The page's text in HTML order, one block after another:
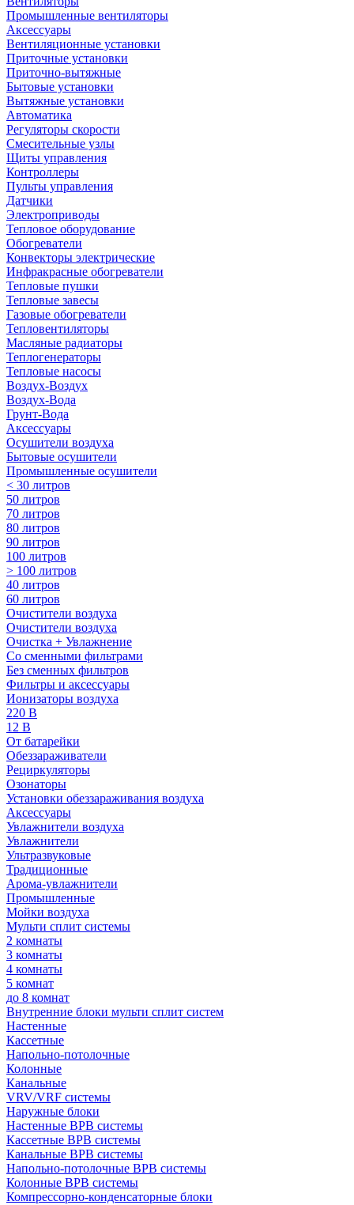
Промышленные вентиляторы
Аксессуары
Вентиляционные установки
Приточные установки
Приточно-вытяжные
Бытовые установки
Вытяжные установки
Автоматика
Регуляторы скорости
Смесительные узлы
Щиты управления
Контроллеры
Пульты управления
Датчики
Электроприводы
Тепловое оборудование
Обогреватели
Конвекторы электрические
Инфракрасные обогреватели
Тепловые пушки
Тепловые завесы
Газовые обогреватели
Тепловентиляторы
Масляные радиаторы
Теплогенераторы
Тепловые насосы
Воздух-Воздух
Воздух-Вода
Грунт-Вода
Аксессуары
Осушители воздуха
Бытовые осушители
Промышленные осушители
< 30 литров
50 литров
70 литров
80 литров
90 литров
100 литров
> 100 литров
40 литров
60 литров
Очистители воздуха
Очистители воздуха
Очистка + Увлажнение
Cо сменными фильтрами
Без сменных фильтров
Фильтры и аксессуары
Ионизаторы воздуха
220 В
12 В
От батарейки
Обеззараживатели
Рециркуляторы
Озонаторы
Установки обеззараживания воздуха
Аксессуары
Увлажнители воздуха
Увлажнители
Ультразвуковые
Традиционные
Арома-увлажнители
Промышленные
Мойки воздуха
Мульти сплит системы
2 комнаты
3 комнаты
4 комнаты
5 комнат
до 8 комнат
Внутренние блоки мульти сплит систем
Настенные
Кассетные
Напольно-потолочные
Колонные
Канальные
VRV/VRF системы
Наружные блоки
Настенные ВРВ системы
Кассетные ВРВ системы
Канальные ВРВ системы
Напольно-потолочные ВРВ системы
Колонные ВРВ системы
Компрессорно-конденсаторные блоки